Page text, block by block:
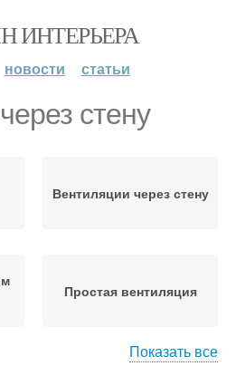
ИНТЕРЬЕРА
новости статьи
стену
Вентиляции через стену
Простая вентиляция
Показать все